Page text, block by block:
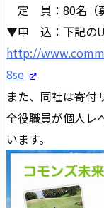
定 員：80名（
▼申 込：下記の
http://
8se
また、同社は寄付
全役職員が個人レ
います。